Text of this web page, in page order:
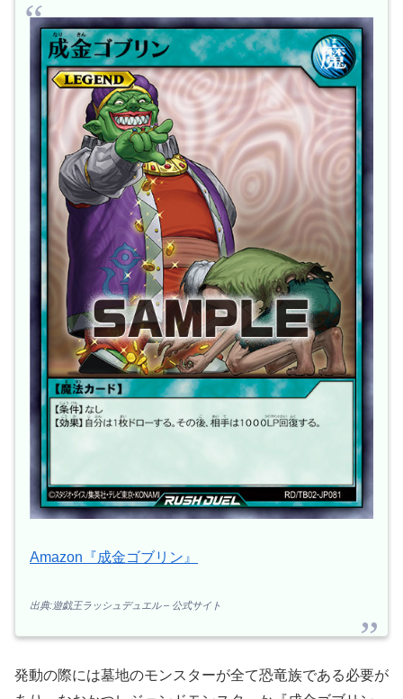
Amazon『成金ゴブリン』
出典:遊戯王ラッシュデュエル – 公式サイト
発動の際には墓地のモンスターが全て恐竜族である必要が